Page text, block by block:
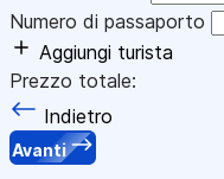
Numero di passaporto
Aggiungi turista
Prezzo totale:
Indietro
Avanti